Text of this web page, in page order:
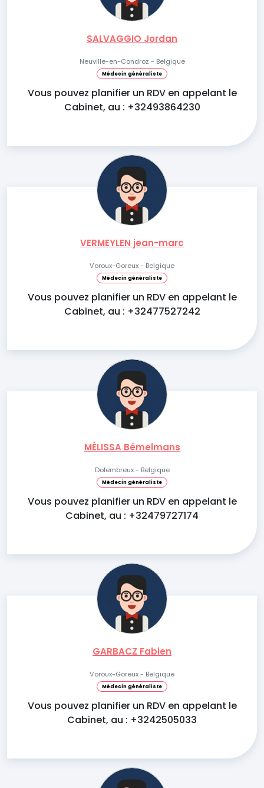
SALVAGGIO Jordan
Neuville-en-Condroz - Belgique
Médecin généraliste
Vous pouvez planifier un RDV en appelant le
Cabinet, au : +32493864230
VERMEYLEN jean-marc
Voroux-Goreux - Belgique
Médecin généraliste
Vous pouvez planifier un RDV en appelant le
Cabinet, au : +32477527242
MÉLISSA Bémelmans
Dolembreux - Belgique
Médecin généraliste
Vous pouvez planifier un RDV en appelant le
Cabinet, au : +32479727174
GARBACZ Fabien
Voroux-Goreux - Belgique
Médecin généraliste
Vous pouvez planifier un RDV en appelant le
Cabinet, au : +3242505033